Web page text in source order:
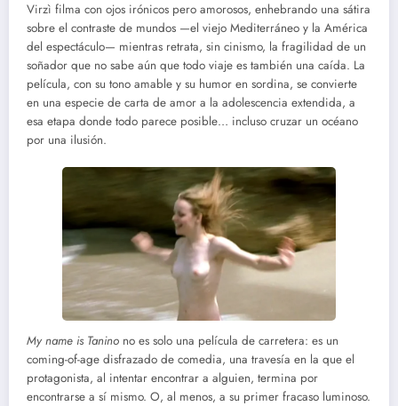
Virzì filma con ojos irónicos pero amorosos, enhebrando una sátira
sobre el contraste de mundos —el viejo Mediterráneo y la América
del espectáculo— mientras retrata, sin cinismo, la fragilidad de un
soñador que no sabe aún que todo viaje es también una caída. La
película, con su tono amable y su humor en sordina, se convierte
en una especie de carta de amor a la adolescencia extendida, a
esa etapa donde todo parece posible… incluso cruzar un océano
por una ilusión.
My name is Tanino no es solo una película de carretera: es un
coming-of-age disfrazado de comedia, una travesía en la que el
protagonista, al intentar encontrar a alguien, termina por
encontrarse a sí mismo. O, al menos, a su primer fracaso luminoso.